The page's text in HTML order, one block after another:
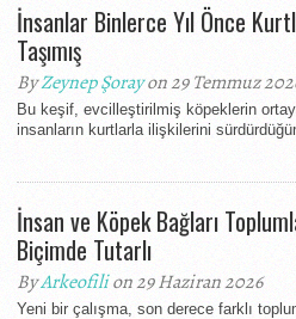
İnsanlar Binlerce Yıl Önce
Taşımış
ByZeynep Şorayon 29 Temmuz
Bu keşif, evcilleştirilmiş köpeklerin
insanların kurtlarla ilişkilerini
İnsan ve Köpek Bağları
Biçimde Tutarlı
ByArkeofilion 29 Haziran 2026
Yeni bir çalışma, son derece farklı